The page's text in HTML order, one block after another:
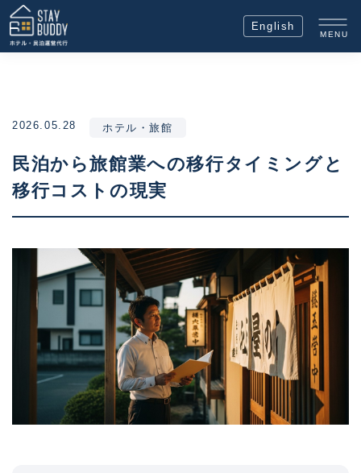
English
MENU
2026.05.28 ホテル・旅館
民泊から旅館業への移行タイミングと
移行コストの現実